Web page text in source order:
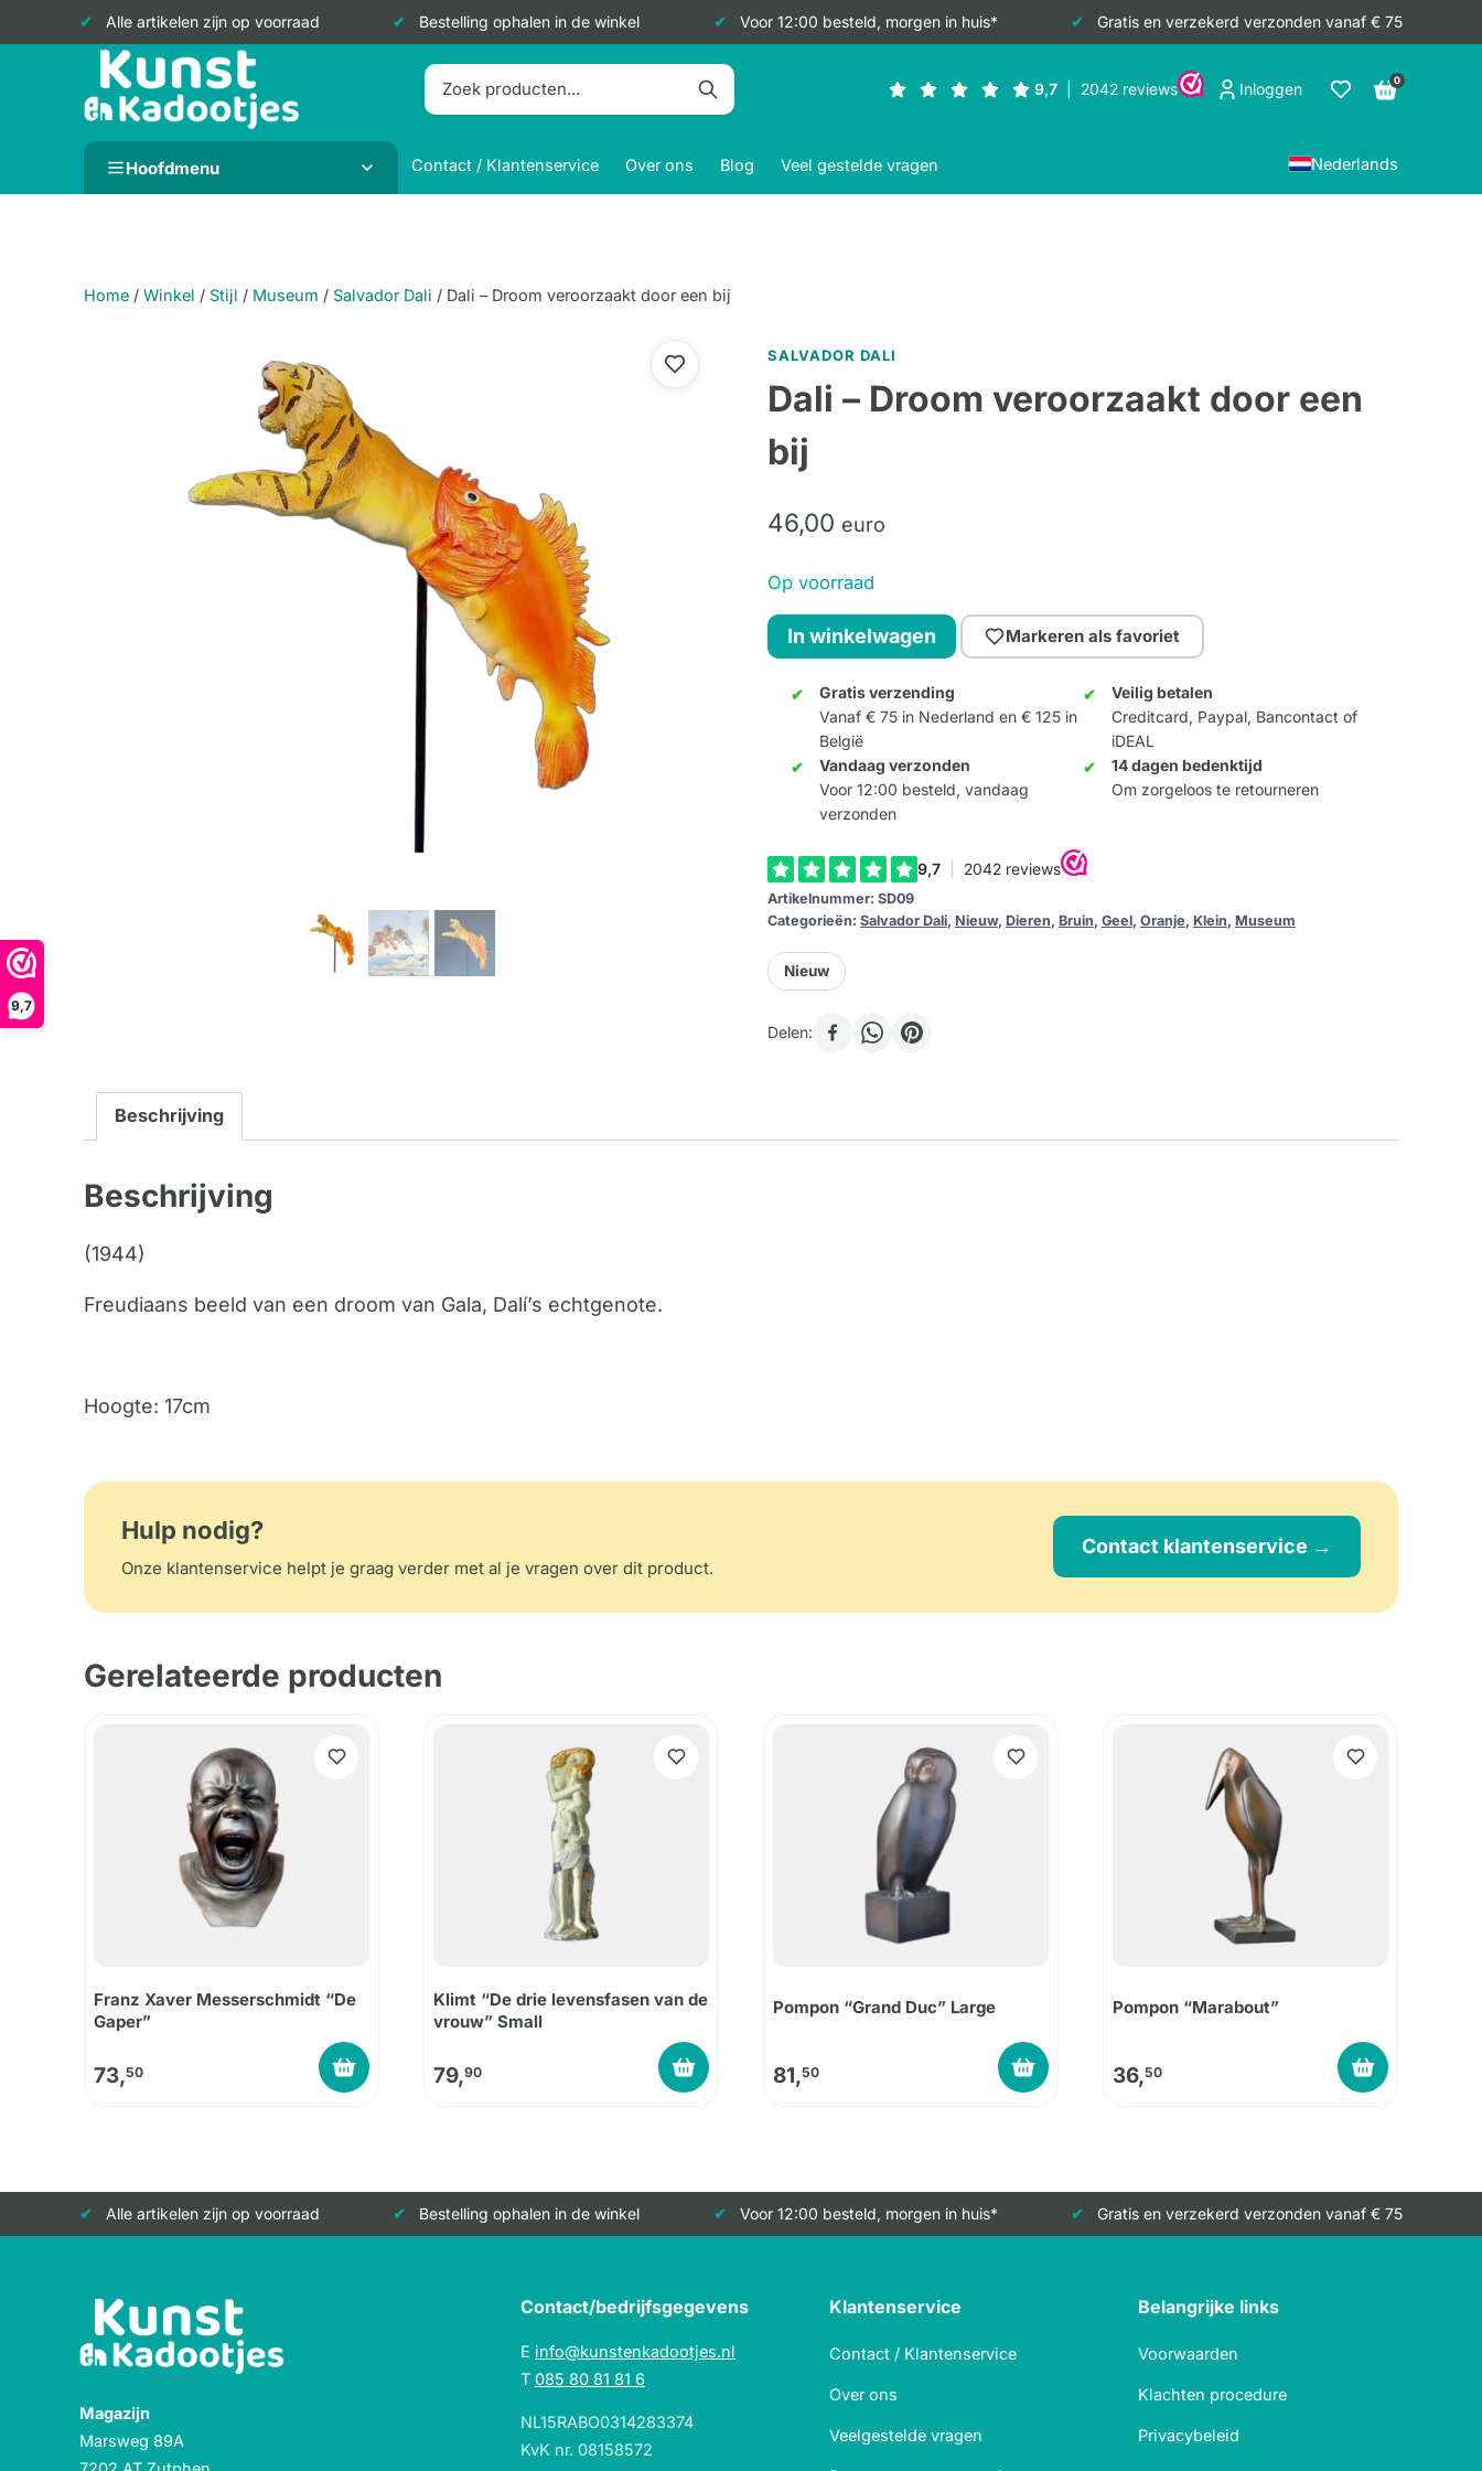
9,7
Alle artikelen zijn op voorraad Bestelling ophalen in de winkel Voor 12:00 besteld, morgen in huis* Gratis en verzekerd verzonden vanaf € 75
Inloggen 0
Hoofdmenu Contact / Klantenservice Over ons Blog Veel gestelde vragen Nederlands
Home / Winkel / Stijl / Museum / Salvador Dali / Dali – Droom veroorzaakt door een bij
SALVADOR DALI
Dali – Droom veroorzaakt door een
bij
46,00 euro
Op voorraad
Dali
-
Droom
veroorzaakt
In winkelwagen Markeren als favoriet
Gratis verzending
Vanaf € 75 in Nederland en € 125 in
België
Veilig betalen
Creditcard, Paypal, Bancontact of
iDEAL
Vandaag verzonden
Voor 12:00 besteld, vandaag
verzonden
14 dagen bedenktijd
Om zorgeloos te retourneren
Artikelnummer: SD09
Categorieën: Salvador Dali, Nieuw, Dieren, Bruin, Geel, Oranje, Klein, Museum
Nieuw
Delen:
Beschrijving
Beschrijving
(1944)
Freudiaans beeld van een droom van Gala, Dalí’s echtgenote.
Hoogte: 17cm
Hulp nodig?
Onze klantenservice helpt je graag verder met al je vragen over dit product.
Contact klantenservice →
Gerelateerde producten
Franz Xaver Messerschmidt “De
Gaper”
73,50
Klimt “De drie levensfasen van de
vrouw” Small
79,90
Pompon “Grand Duc” Large
81,50
Pompon “Marabout”
36,50
Alle artikelen zijn op voorraad Bestelling ophalen in de winkel Voor 12:00 besteld, morgen in huis* Gratis en verzekerd verzonden vanaf € 75
Magazijn
Marsweg 89A
Contact/bedrijfsgegevens
E info@kunstenkadootjes.nl
T 085 80 81 81 6
NL15RABO0314283374
KvK nr. 08158572
Klantenservice
Contact / Klantenservice
Over ons
Veelgestelde vragen
Belangrijke links
Voorwaarden
Klachten procedure
Privacybeleid